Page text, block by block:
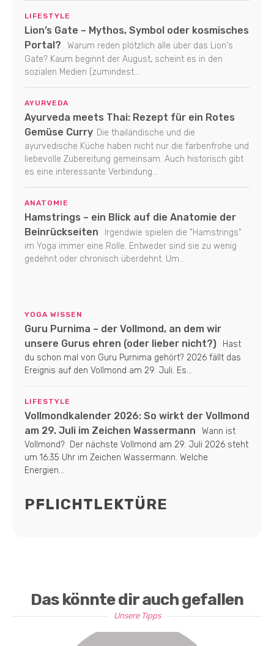
LIFESTYLE
Lion’s Gate – Mythos, Symbol oder kosmisches
Portal?
Warum reden plötzlich alle über das Lion's
Gate? Kaum beginnt der August, scheint es in den
sozialen Medien (zumindest...
AYURVEDA
Ayurveda meets Thai: Rezept für ein Rotes
Gemüse Curry Die thailändische und die
ayurvedische Küche haben nicht nur die farbenfrohe und
liebevolle Zubereitung gemeinsam. Auch historisch gibt
es eine interessante Verbindung...
ANATOMIE
Hamstrings – ein Blick auf die Anatomie der
Beinrückseiten
Irgendwie spielen die "Hamstrings"
im Yoga immer eine Rolle. Entweder sind sie zu wenig
gedehnt oder chronisch überdehnt. Um...
YOGA WISSEN
Guru Purnima – der Vollmond, an dem wir
unsere Gurus ehren (oder lieber nicht?)
Hast
du schon mal von Guru Purnima gehört? 2026 fällt das
Ereignis auf den Vollmond am 29. Juli. Es...
LIFESTYLE
Vollmondkalender 2026: So wirkt der Vollmond
am 29. Juli im Zeichen Wassermann
Wann ist
Vollmond? Der nächste Vollmond am 29. Juli 2026 steht
um 16:35 Uhr im Zeichen Wassermann. Welche
Energien...
PFLICHTLEKTÜRE
Das könnte dir auch gefallen
Unsere Tipps